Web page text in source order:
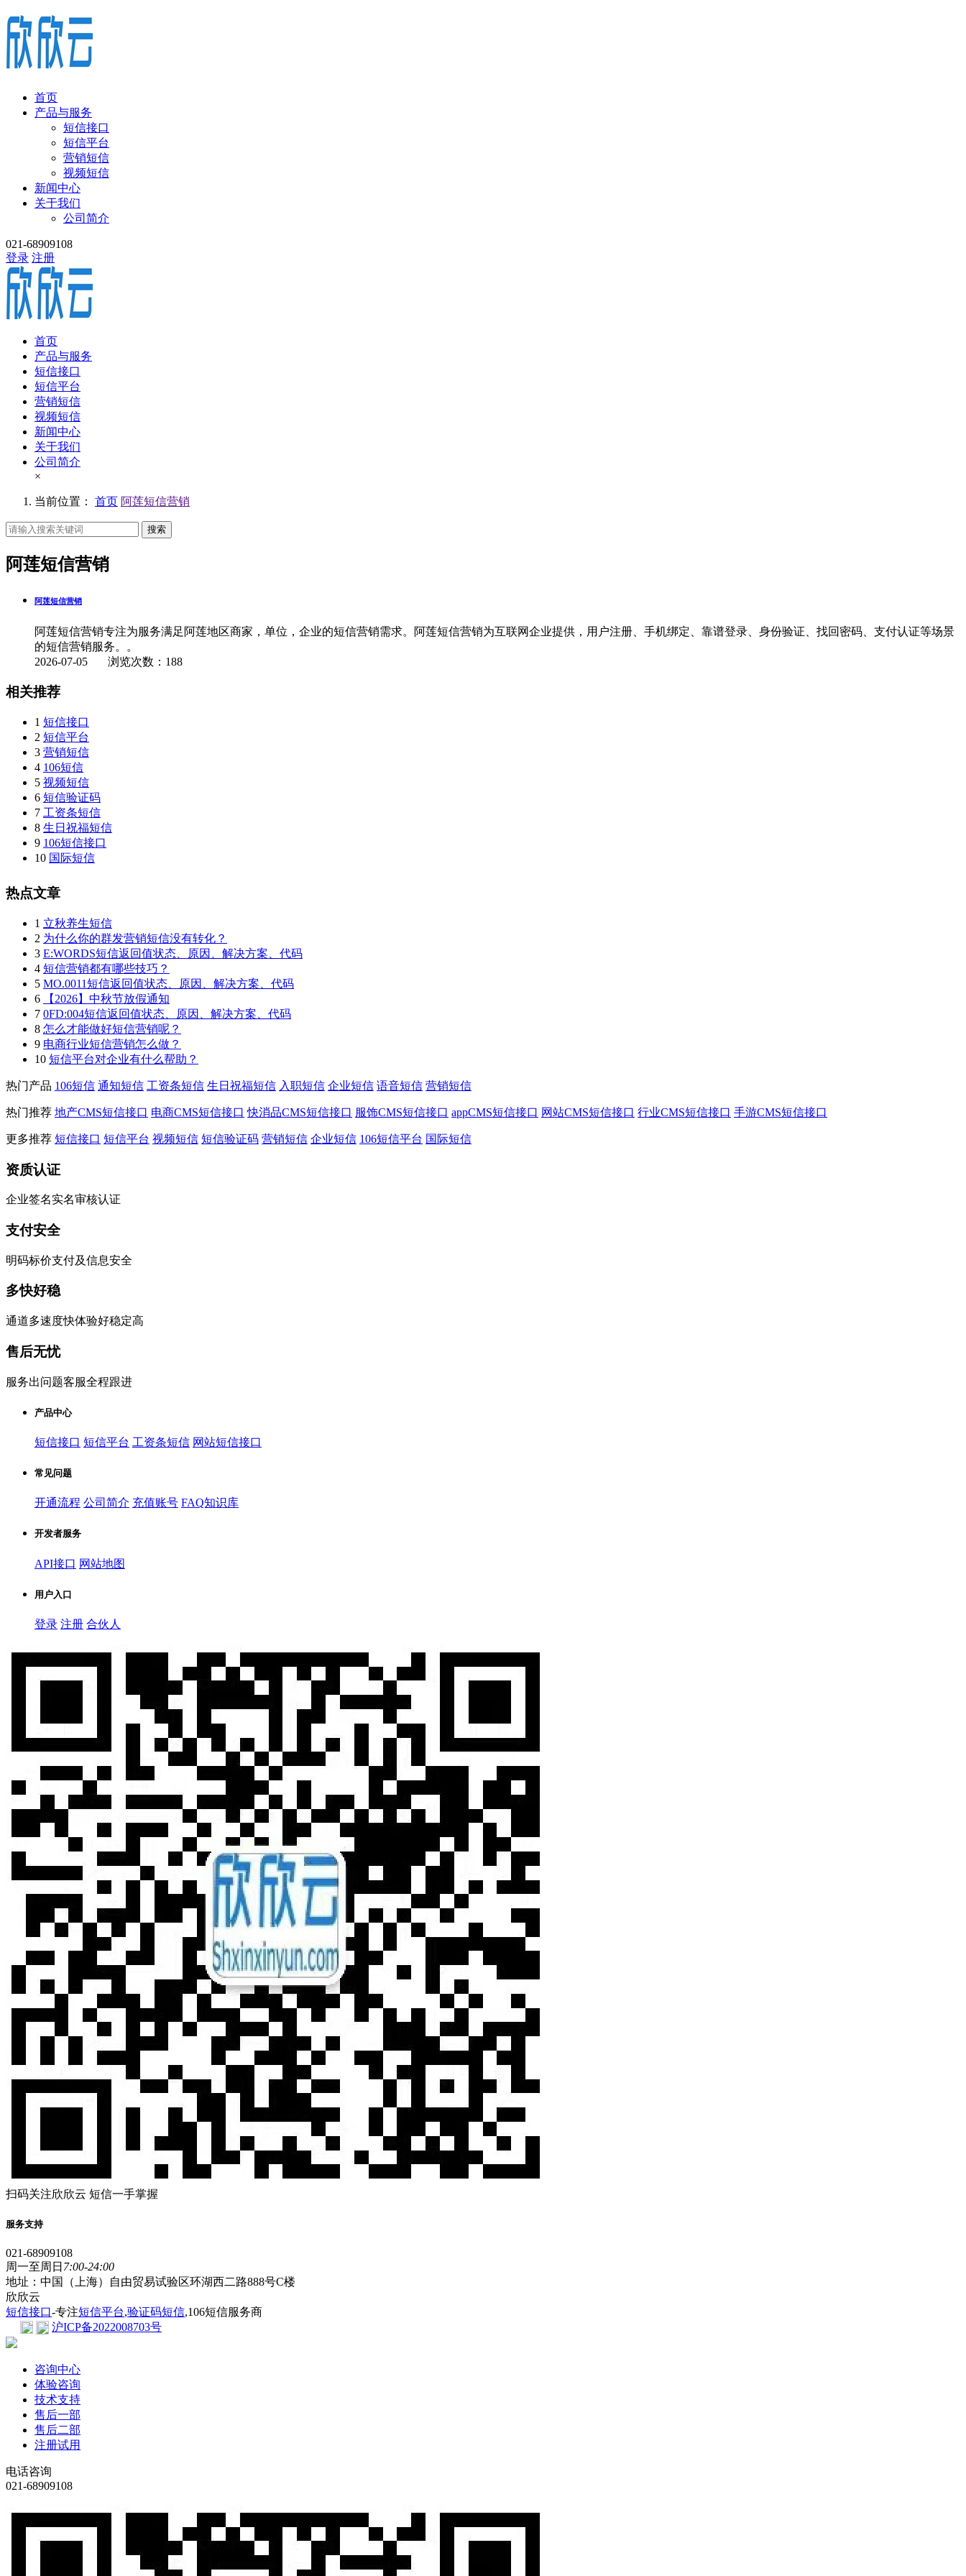
首页
产品与服务
短信接口
短信平台
营销短信
视频短信
新闻中心
关于我们
公司简介
021-68909108
登录 注册
首页
产品与服务
短信接口
短信平台
营销短信
视频短信
新闻中心
关于我们
公司简介
×
当前位置： 首页 阿莲短信营销
搜索
阿莲短信营销
阿莲短信营销
阿莲短信营销专注为服务满足阿莲地区商家，单位，企业的短信营销需求。阿莲短信营销为互联网企业提供，用户注册、手机绑定、靠谱登录、身份验证、找回密码、支付认证等场景
的短信营销服务。。
2026-07-05 浏览次数：188
相关推荐
1 短信接口
2 短信平台
3 营销短信
4 106短信
5 视频短信
6 短信验证码
7 工资条短信
8 生日祝福短信
9 106短信接口
10 国际短信
热点文章
1 立秋养生短信
2 为什么你的群发营销短信没有转化？
3 E:WORDS短信返回值状态、原因、解决方案、代码
4 短信营销都有哪些技巧？
5 MO.0011短信返回值状态、原因、解决方案、代码
6
【2026】中秋节放假通知
7 0FD:004短信返回值状态、原因、解决方案、代码
8 怎么才能做好短信营销呢？
9 电商行业短信营销怎么做？
10 短信平台对企业有什么帮助？
热门产品 106短信 通知短信 工资条短信 生日祝福短信 入职短信 企业短信 语音短信 营销短信
热门推荐 地产CMS短信接口 电商CMS短信接口 快消品CMS短信接口 服饰CMS短信接口 appCMS短信接口 网站CMS短信接口 行业CMS短信接口 手游CMS短信接口
更多推荐 短信接口 短信平台 视频短信 短信验证码 营销短信 企业短信 106短信平台 国际短信
资质认证
企业签名实名审核认证
支付安全
明码标价支付及信息安全
多快好稳
通道多速度快体验好稳定高
售后无忧
服务出问题客服全程跟进
产品中心
短信接口 短信平台 工资条短信 网站短信接口
常见问题
开通流程 公司简介 充值账号 FAQ知识库
开发者服务
API接口 网站地图
用户入口
登录 注册 合伙人
扫码关注欣欣云 短信一手掌握
服务支持
021-68909108
周一至周日 7:00-24:00
地址：中国（上海）自由贸易试验区环湖西二路888号C楼
欣欣云
短信接口-专注短信平台,验证码短信,106短信服务商
沪ICP备2022008703号
咨询中心
体验咨询
技术支持
售后一部
售后二部
注册试用
电话咨询
021-68909108